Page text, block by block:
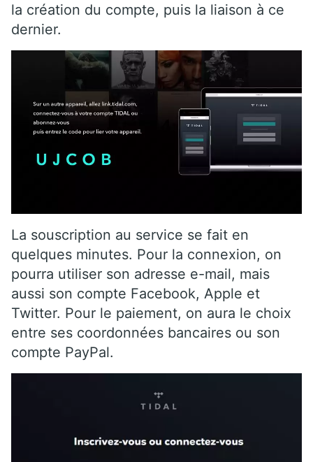
la création du compte, puis la liaison à ce
dernier.
La souscription au service se fait en
quelques minutes. Pour la connexion, on
pourra utiliser son adresse e-mail, mais
aussi son compte Facebook, Apple et
Twitter. Pour le paiement, on aura le choix
entre ses coordonnées bancaires ou son
compte PayPal.